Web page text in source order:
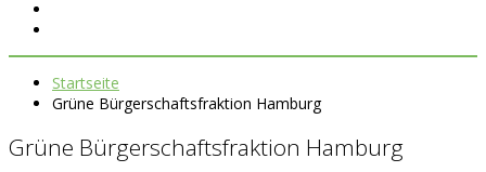
Startseite
Grüne Bürgerschaftsfraktion Hamburg
Grüne Bürgerschaftsfraktion Hamburg